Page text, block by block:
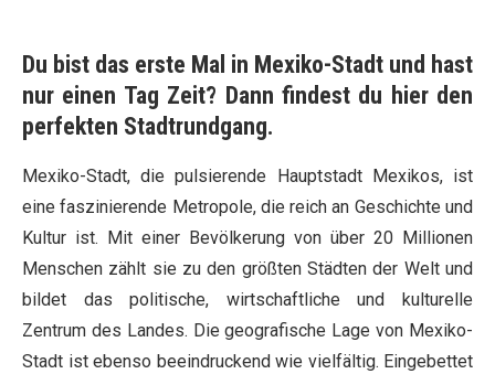
Du bist das erste Mal in Mexiko-Stadt und hast
nur einen Tag Zeit? Dann findest du hier den
perfekten Stadtrundgang.
Mexiko-Stadt, die pulsierende Hauptstadt Mexikos, ist
eine faszinierende Metropole, die reich an Geschichte und
Kultur ist. Mit einer Bevölkerung von über 20 Millionen
Menschen zählt sie zu den größten Städten der Welt und
bildet das politische, wirtschaftliche und kulturelle
Zentrum des Landes. Die geografische Lage von Mexiko-
Stadt ist ebenso beeindruckend wie vielfältig. Eingebettet